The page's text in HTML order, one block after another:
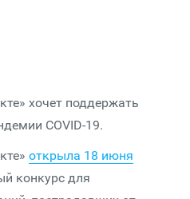
хочет поддержать
COVID-19.
открыла 18 июня
конкурс для